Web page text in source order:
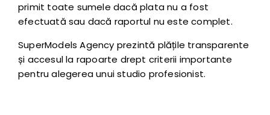
primit toate sumele dacă plata nu a fost
efectuată sau dacă raportul nu este complet.
SuperModels Agency prezintă plățile transparente
și accesul la rapoarte drept criterii importante
pentru alegerea unui studio profesionist.